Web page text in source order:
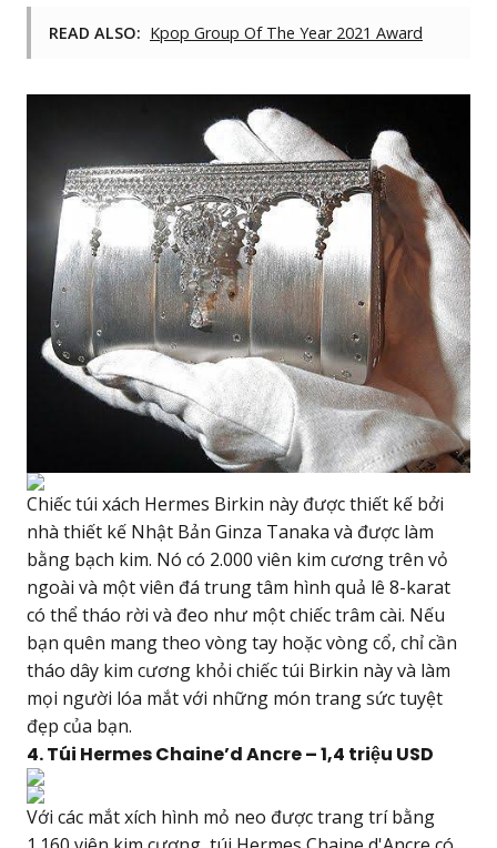
READ ALSO: Kpop Group Of The Year 2021 Award
Chiếc túi xách Hermes Birkin này được thiết kế bởi
nhà thiết kế Nhật Bản Ginza Tanaka và được làm
bằng bạch kim. Nó có 2.000 viên kim cương trên vỏ
ngoài và một viên đá trung tâm hình quả lê 8-karat
có thể tháo rời và đeo như một chiếc trâm cài. Nếu
bạn quên mang theo vòng tay hoặc vòng cổ, chỉ cần
tháo dây kim cương khỏi chiếc túi Birkin này và làm
mọi người lóa mắt với những món trang sức tuyệt
đẹp của bạn.
4. Túi Hermes Chaine’d Ancre – 1,4 triệu USD
Với các mắt xích hình mỏ neo được trang trí bằng